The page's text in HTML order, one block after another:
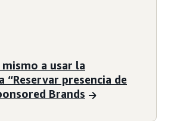
a usar la
“Reservar presencia de
Brands